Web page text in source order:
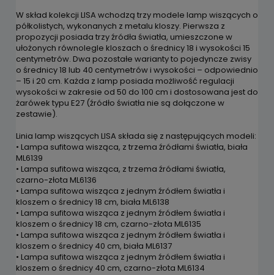
W skład kolekcji LISA wchodzą trzy modele lamp wiszących o
półkolistych, wykonanych z metalu kloszy. Pierwsza z
propozycji posiada trzy źródła światła, umieszczone w
ułożonych równolegle kloszach o średnicy 18 i wysokości 15
centymetrów. Dwa pozostałe warianty to pojedyncze zwisy
o średnicy 18 lub 40 centymetrów i wysokości – odpowiednio
– 15 i 20 cm. Każda z lamp posiada możliwość regulacji
wysokości w zakresie od 50 do 100 cm i dostosowana jest do
żarówek typu E27 (źródło światła nie są dołączone w
zestawie).
Linia lamp wiszących LISA składa się z następujących modeli:
• Lampa sufitowa wisząca, z trzema źródłami światła, biała
ML6139
• Lampa sufitowa wisząca, z trzema źródłami światła,
czarno-złota ML6136
• Lampa sufitowa wisząca z jednym źródłem światła i
kloszem o średnicy 18 cm, biała ML6138
• Lampa sufitowa wisząca z jednym źródłem światła i
kloszem o średnicy 18 cm, czarno-złota ML6135
• Lampa sufitowa wisząca z jednym źródłem światła i
kloszem o średnicy 40 cm, biała ML6137
• Lampa sufitowa wisząca z jednym źródłem światła i
kloszem o średnicy 40 cm, czarno-złota ML6134